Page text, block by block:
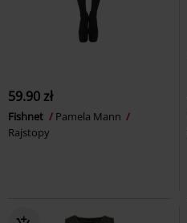
59.90 zł
Fishnet
Pamela Mann
Rajstopy